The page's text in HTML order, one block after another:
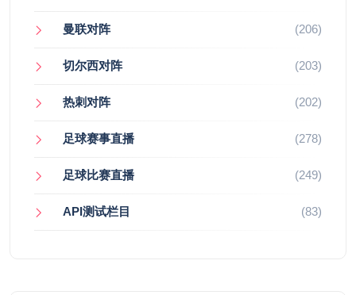
曼联对阵 (206)
切尔西对阵 (203)
热刺对阵 (202)
足球赛事直播 (278)
足球比赛直播 (249)
API测试栏目 (83)